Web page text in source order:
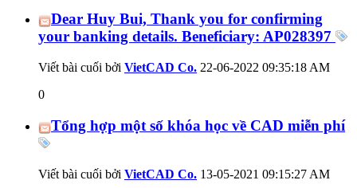
Dear Huy Bui, Thank you for confirming
your banking details. Beneficiary: AP028397
Viết bài cuối bởi VietCAD Co. 22-06-2022 09:35:18 AM
0
Tổng hợp một số khóa học về CAD miễn phí
Viết bài cuối bởi VietCAD Co. 13-05-2021 09:15:27 AM